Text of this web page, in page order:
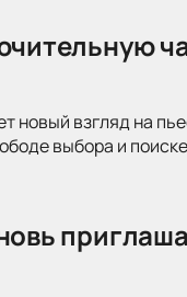
новый взгляд на
выбора и